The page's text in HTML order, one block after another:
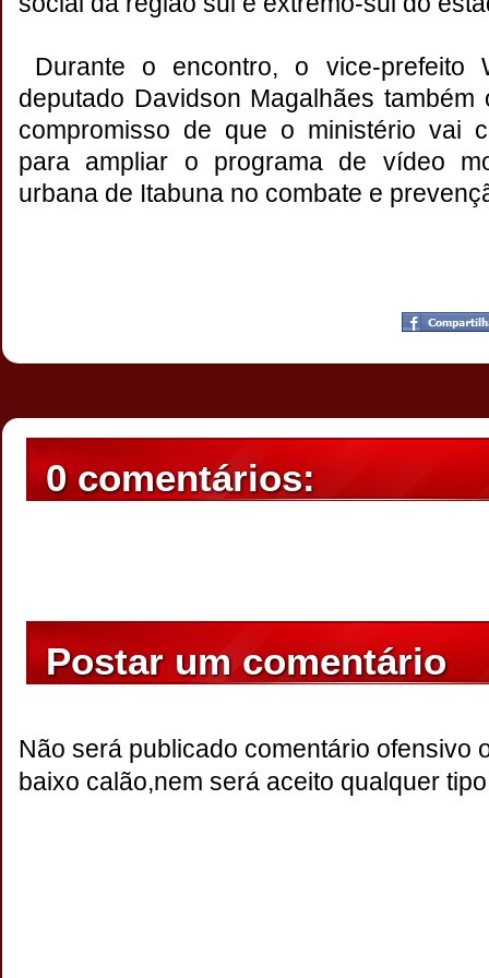
Durante o encontro, o vice-prefeito
deputado Davidson Magalhães
compromisso de que o ministério vai
para ampliar o programa de vídeo
urbana de Itabuna no combate e
18:28
0 comentários:
Postar um comentário
Não será publicado comentário ofensivo
baixo calão,nem será aceito qualquer